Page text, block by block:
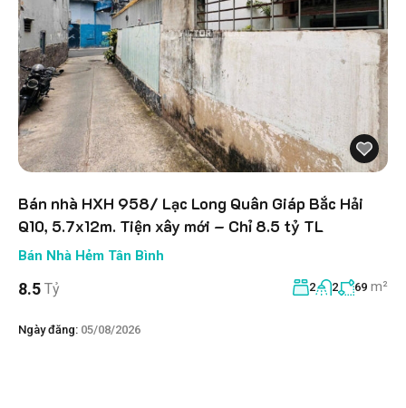
Bán nhà HXH 958/ Lạc Long Quân Giáp Bắc Hải
Q10, 5.7x12m. Tiện xây mới – Chỉ 8.5 tỷ TL
Bán Nhà Hẻm Tân Bình
8.5 Tỷ 2 2 69 m²
Ngày đăng: 05/08/2026